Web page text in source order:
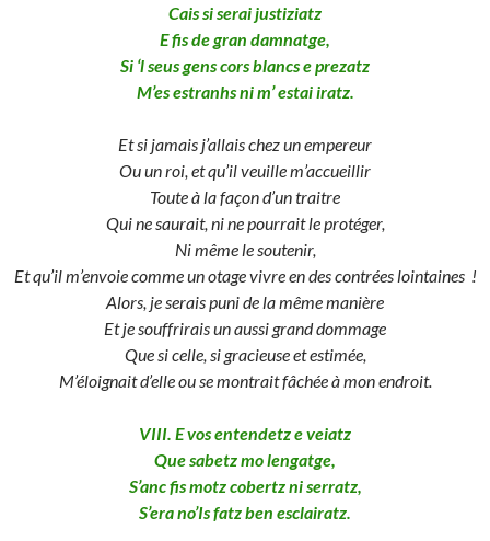
Cais si serai justiziatz
E fis de gran damnatge,
Si ‘l seus gens cors blancs e prezatz
M’es estranhs ni m’ estai iratz.
Et si jamais j’allais chez un empereur
Ou un roi, et qu’il veuille m’accueillir
Toute à la façon d’un traitre
Qui ne saurait, ni ne pourrait le protéger,
Ni même le soutenir,
Et qu’il m’envoie comme un otage vivre en des contrées lointaines !
Alors, je serais puni de la même manière
Et je souffrirais un aussi grand dommage
Que si celle, si gracieuse et estimée,
M’éloignait d’elle ou se montrait fâchée à mon endroit.
VIII. E vos entendetz e veiatz
Que sabetz mo lengatge,
S’anc fis motz cobertz ni serratz,
S’era no’Is fatz ben esclairatz.